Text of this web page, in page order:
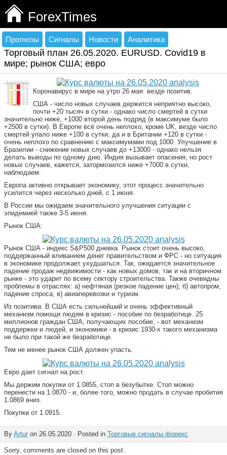
ForexTimes
Прогнозы Сигналы Новости Аналитика
Торговый план 26.05.2020. EURUSD. Сovid19 в
мире; рынок США; евро
Коронавирус в мире на утро 26 мая: везде позитив.
США - число новых случаев держится неприятно высоко,
почти +20 тысяч в сутки - однако число смертей в сутки
значительно ниже, +1000 второй день подряд (в максимуме было
+2500 в сутки). В Европе всё очень неплохо, кроме UK, везде число
смертей упало ниже +100 в сутки, да и в Британии +120 в сутки -
очень неплохо по сравнению с максимумами под 1000. Улучшение в
Бразилии - снижение новых случаев до +13000 - однако нельзя
делать выводы по одному дню. Индия вызывает опасения, но рост
новых случаев, кажется, затормозился ниже +7000 в сутки,
наблюдаем.
Европа активно открывает экономику, этот процесс значительно
усилится через несколько дней, с 1 июня.
В России мы ожидаем значительного улучшения ситуации с
эпидемией также 3-5 июня.
Рынок США:
Рынок США - индекс S&P500 дневка. Рынок стоит очень высоко,
поддержанный вливанием денег правительством и ФРС - но ситуация
в экономике продолжает ухудшаться. Так, ожидается значительное
падение продаж недвижимости - как новых домов, так и на вторичном
рынке - это ударит по всему сектору строительства. Также очевидны
проблемы в отраслях: а) нефтяная (резкое падение цен); б) автопром,
падение спроса; в) авиаперевозки и туризм.
Из позитива: В США есть сильнейший и очень эффективный
механизм помощи людям в кризис - пособие по безработице. 25
миллионов граждан США, получающих пособие, - вот механизм
поддержки и людей, и экономики - в кризис 1930-х такого механизма
не было при такой же безработице.
Тем не менее рынок США должен упасть.
Евро дает сигнал на рост.
Мы держим покупки от 1.0855, стоп в безубытке. Стоп можно
перенести на 1.0870 - и, более того, можно продать в случае пробития
1.0869 вниз.
Покупки от 1.0915.
By Artur on 26.05.2020 · Posted in Торговые сигналы форекс
Sorry, comments are closed on this post.